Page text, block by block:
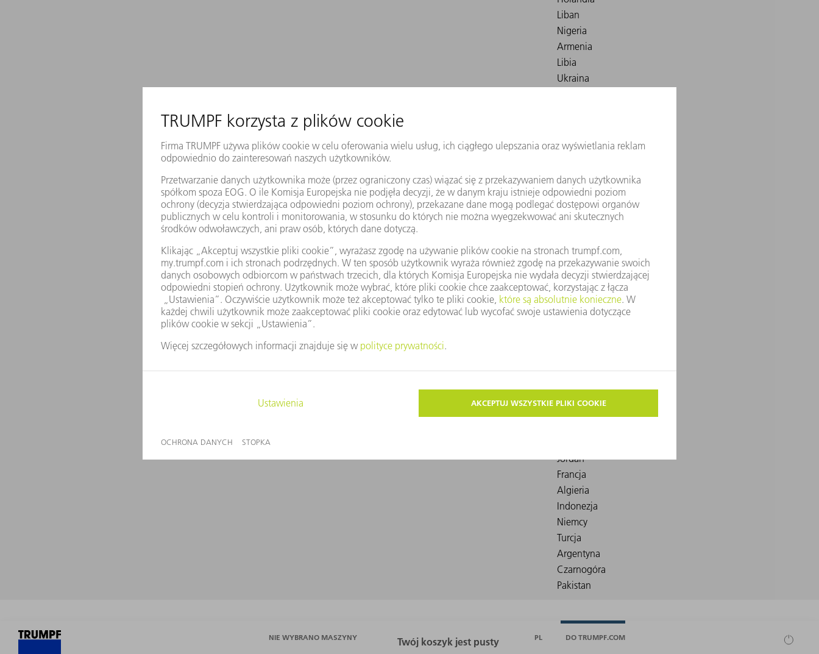
NIE WYBRANO MASZYNY PL DO TRUMPF.COM